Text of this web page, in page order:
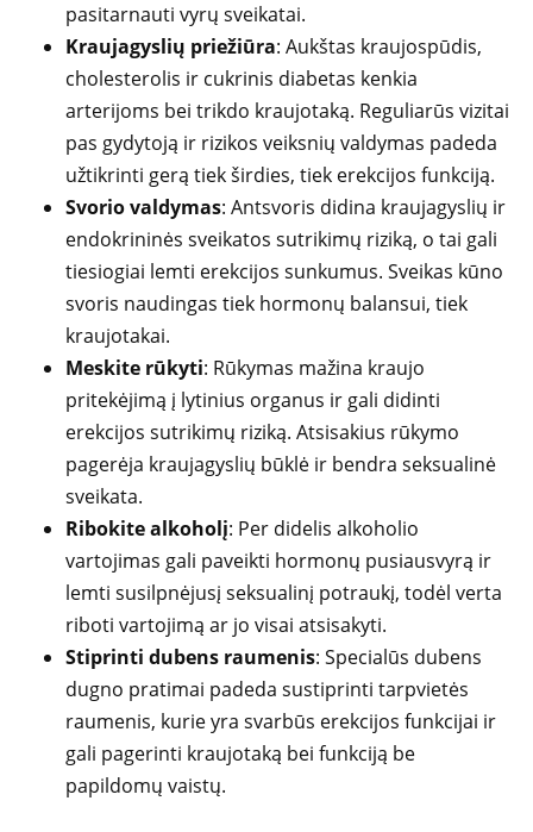
pasitarnauti vyrų sveikatai.
Kraujagyslių priežiūra: Aukštas kraujospūdis,
cholesterolis ir cukrinis diabetas kenkia
arterijoms bei trikdo kraujotaką. Reguliarūs vizitai
pas gydytoją ir rizikos veiksnių valdymas padeda
užtikrinti gerą tiek širdies, tiek erekcijos funkciją.
Svorio valdymas: Antsvoris didina kraujagyslių ir
endokrininės sveikatos sutrikimų riziką, o tai gali
tiesiogiai lemti erekcijos sunkumus. Sveikas kūno
svoris naudingas tiek hormonų balansui, tiek
kraujotakai.
Meskite rūkyti: Rūkymas mažina kraujo
pritekėjimą į lytinius organus ir gali didinti
erekcijos sutrikimų riziką. Atsisakius rūkymo
pagerėja kraujagyslių būklė ir bendra seksualinė
sveikata.
Ribokite alkoholį: Per didelis alkoholio
vartojimas gali paveikti hormonų pusiausvyrą ir
lemti susilpnėjusį seksualinį potraukį, todėl verta
riboti vartojimą ar jo visai atsisakyti.
Stiprinti dubens raumenis: Specialūs dubens
dugno pratimai padeda sustiprinti tarpvietės
raumenis, kurie yra svarbūs erekcijos funkcijai ir
gali pagerinti kraujotaką bei funkciją be
papildomų vaistų.